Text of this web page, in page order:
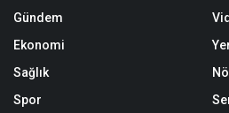
Gündem
Ekonomi
Sağlık
Spor